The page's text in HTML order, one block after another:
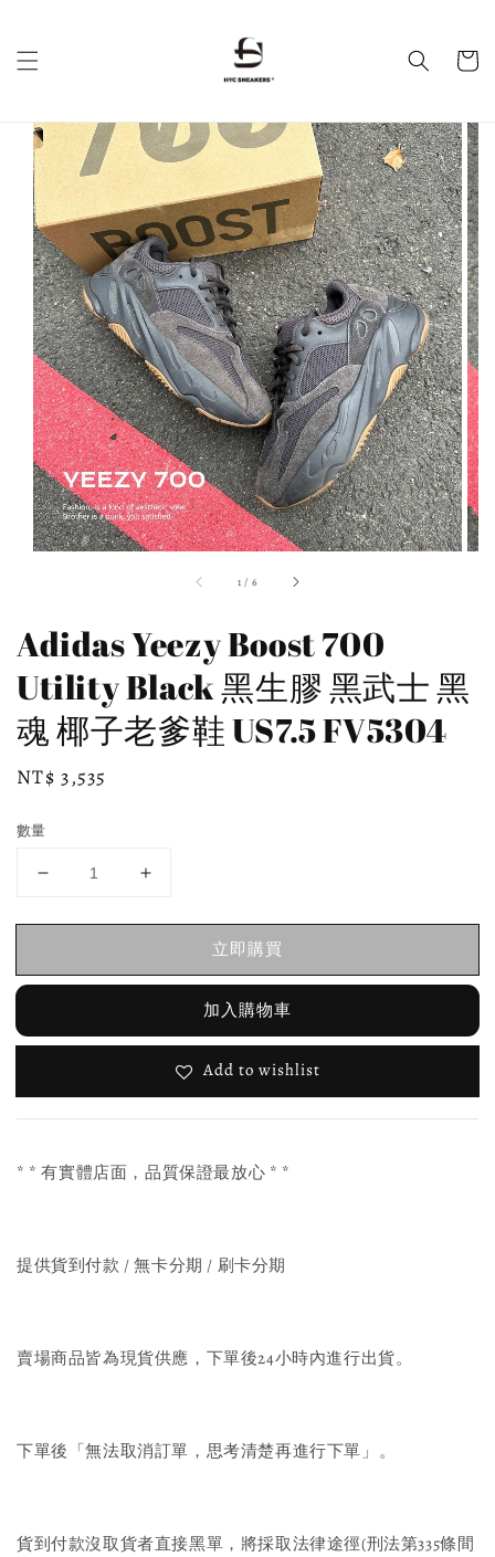
1 / 6
Adidas Yeezy Boost 700
Utility Black 黑生膠 黑武士 黑
魂 椰子老爹鞋 US7.5 FV5304
Regular
NT$ 3,535
數量
立即購買
加入購物車
Add to wishlist
* * 有實體店面，品質保證最放心 * *
提供貨到付款 / 無卡分期 / 刷卡分期
賣場商品皆為現貨供應，下單後24小時內進行出貨。
下單後「無法取消訂單，思考清楚再進行下單」。
貨到付款沒取貨者直接黑單，將採取法律途徑(刑法第335條間